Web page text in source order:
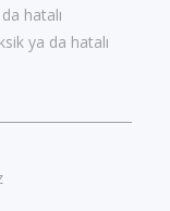
hatalı
ya da hatalı